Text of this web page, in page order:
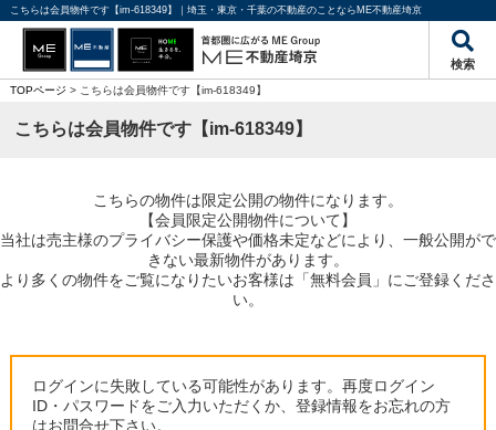
こちらは会員物件です【im-618349】｜埼玉・東京・千葉の不動産のことならME不動産埼京
検索
TOPページ > こちらは会員物件です【im-618349】
こちらは会員物件です【im-618349】
こちらの物件は限定公開の物件になります。
【会員限定公開物件について】
当社は売主様のプライバシー保護や価格未定などにより、一般公開がで
きない最新物件があります。
より多くの物件をご覧になりたいお客様は「無料会員」にご登録くださ
い。
ログインに失敗している可能性があります。再度ログイン
ID・パスワードをご入力いただくか、登録情報をお忘れの方
はお問合せ下さい。